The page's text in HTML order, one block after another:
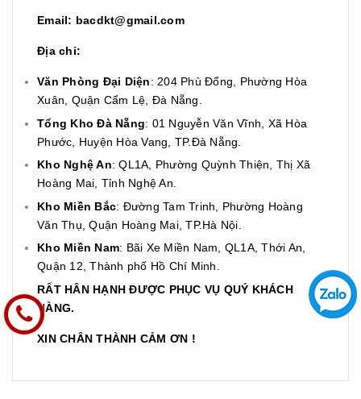
Email: bacdkt@gmail.com
Địa chỉ:
Văn Phòng Đại Diện: 204 Phù Đổng, Phường Hòa
Xuân, Quận Cẩm Lệ, Đà Nẵng.
Tổng Kho Đà Nẵng: 01 Nguyễn Văn Vĩnh, Xã Hòa
Phước, Huyện Hòa Vang, TP.Đà Nẵng.
Kho Nghệ An: QL1A, Phường Quỳnh Thiện, Thị Xã
Hoàng Mai, Tỉnh Nghệ An.
Kho Miền Bắc: Đường Tam Trinh, Phường Hoàng
Văn Thụ, Quận Hoàng Mai, TP.Hà Nội.
Kho Miền Nam: Bãi Xe Miền Nam, QL1A, Thới An,
Quận 12, Thành phố Hồ Chí Minh.
RẤT HÂN HẠNH ĐƯỢC PHỤC VỤ QUÝ KHÁCH
HÀNG.
XIN CHÂN THÀNH CẢM ƠN !